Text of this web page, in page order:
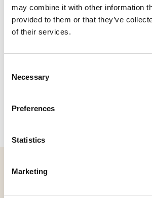
may combine it with other information
provided to them or that they’ve
of their services.
Selection
Necessary
Preferences
Statistics
Marketing